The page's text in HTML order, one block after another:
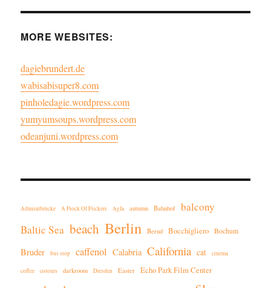
MORE WEBSITES:
dagiebrundert.de
wabisabisuper8.com
pinholedagie.wordpress.com
yumyumsoups.wordpress.com
odeanjuni.wordpress.com
Admiralbrücke A Flock Of Flickers Agfa autumn Bahnhof
balcony
Baltic Sea beach Berlin Bernd Bocchigliero Bochum
Bruder bus stop caffenol Calabria California cat cinema
coffee colours darkroom Dresden Easter Echo Park Film Center